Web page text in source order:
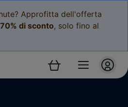
Approfitta dell'offerta
di sconto, solo fino al